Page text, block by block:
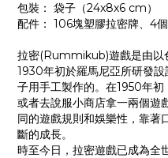
包裝： 袋子（24x8x6 cm）
配件： 106塊塑膠拉密牌、4
拉密(Rummikub)遊戲是由
1930年初於羅馬尼亞所研發
子用手工製作的。在1950年初
或者去說服小商店拿一兩個遊
同的遊戲規則和娛樂性，靠著
斷的成長。
時至今日，拉密遊戲已成為全